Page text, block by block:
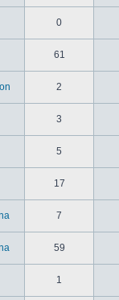
0
61
2
3
5
17
7
59
1